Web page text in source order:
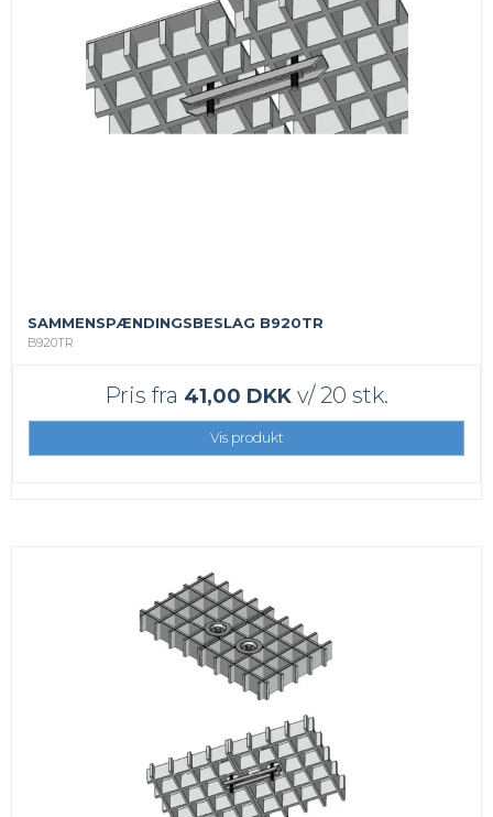
SAMMENSPÆNDINGSBESLAG B920TR
B920TR
Pris fra 41,00 DKK v/ 20 stk.
Vis produkt